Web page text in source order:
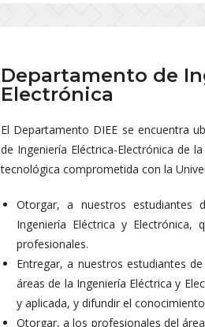
Departamento de
Electrónica
El Departamento DIEE se encuentra
de Ingeniería Eléctrica-Electrónica de
tecnológica comprometida con la
Otorgar, a nuestros estudiantes
Ingeniería Eléctrica y
profesionales.
Entregar, a nuestros estudiantes
áreas de la Ingeniería Eléctrica y
y aplicada, y difundir el
Otorgar, a los profesionales del